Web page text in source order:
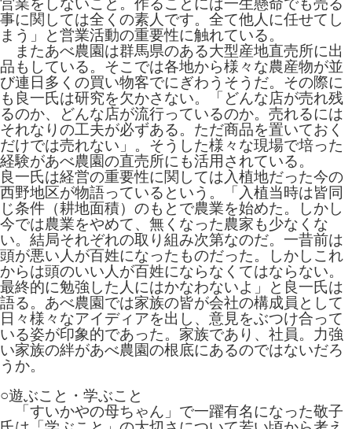
営業をしないこと。作ることには一生懸命でも売る
事に関しては全くの素人です。全て他人に任せてし
まう」と営業活動の重要性に触れている。
またあべ農園は群馬県のある大型産地直売所に出
品もしている。そこでは各地から様々な農産物が並
び連日多くの買い物客でにぎわうそうだ。その際に
も良一氏は研究を欠かさない。「どんな店が売れ残
るのか、どんな店が流行っているのか。売れるには
それなりの工夫が必ずある。ただ商品を置いておく
だけでは売れない」。そうした様々な現場で培った
経験があべ農園の直売所にも活用されている。
良一氏は経営の重要性に関しては入植地だった今の
西野地区が物語っているという。「入植当時は皆同
じ条件（耕地面積）のもとで農業を始めた。しかし
今では農業をやめて、無くなった農家も少なくな
い。結局それぞれの取り組み次第なのだ。一昔前は
頭が悪い人が百姓になったものだった。しかしこれ
からは頭のいい人が百姓にならなくてはならない。
最終的に勉強した人にはかなわないよ」と良一氏は
語る。あべ農園では家族の皆が会社の構成員として
日々様々なアイディアを出し、意見をぶつけ合って
いる姿が印象的であった。家族であり、社員。力強
い家族の絆があべ農園の根底にあるのではないだろ
うか。
○遊ぶこと・学ぶこと
「すいかやの母ちゃん」で一躍有名になった敬子